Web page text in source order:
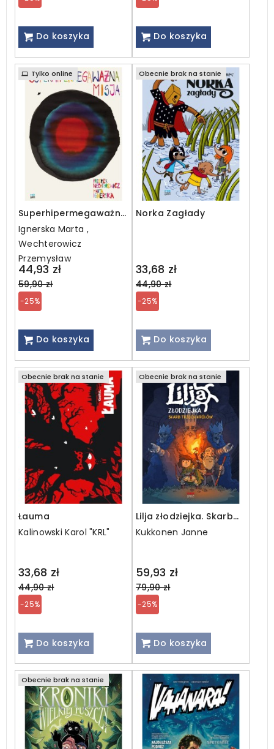
Do koszyka Do koszyka
Tylko online
Superhipermegaważna
misja
Ignerska Marta ,
Wechterowicz
Przemysław
44,93 zł
Regular
price
59,90 zł
-25%
Do koszyka
Obecnie brak na stanie
Norka Zagłady
33,68 zł
Regular
price
44,90 zł
-25%
Do koszyka
Obecnie brak na stanie
Łauma
Kalinowski Karol "KRL"
33,68 zł
Regular
price
44,90 zł
-25%
Do koszyka
Obecnie brak na stanie
Lilja złodziejka. Skarb
trzech królów
Kukkonen Janne
59,93 zł
Regular
price
79,90 zł
-25%
Do koszyka
Obecnie brak na stanie